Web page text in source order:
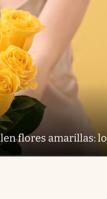
flores amarillas: lo